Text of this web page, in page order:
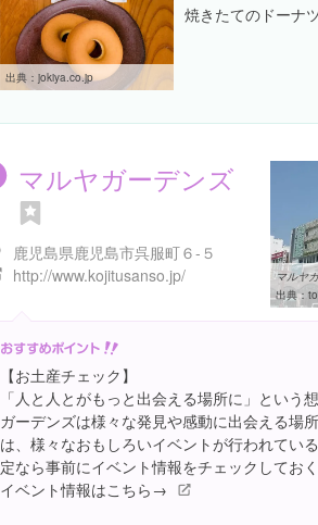
出典： jokiya.co.jp
焼きたてのドーナ
マルヤガーデンズ
鹿児島県鹿児島市呉服町６-５
http://www.kojitusanso.jp/
出典：
【お土産チェック】
「人と人とがもっと出会える場所に」という
ガーデンズは様々な発見や感動に出会える場
は、様々なおもしろいイベントが行われてい
定なら事前にイベント情報をチェックしてお
イベント情報はこちら→